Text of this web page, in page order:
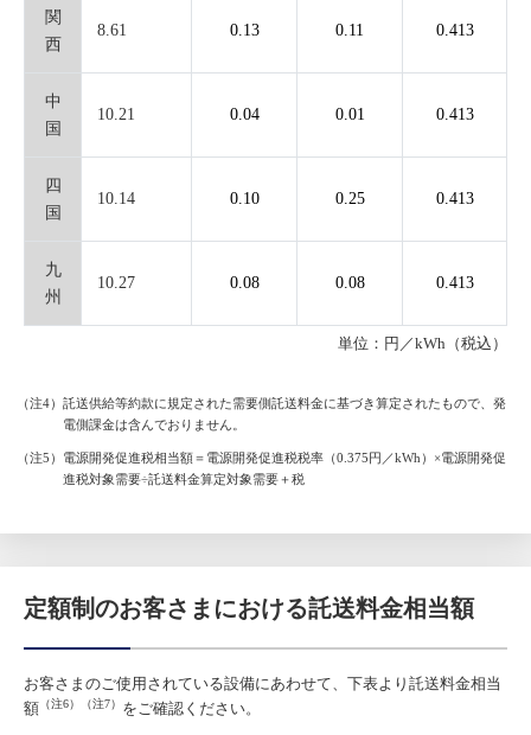
関
西
8.61 0.13 0.11 0.413
中
国
10.21 0.04 0.01 0.413
四
国
10.14 0.10 0.25 0.413
九
州
10.27 0.08 0.08 0.413
単位：円／kWh（税込）
（注4）託送供給等約款に規定された需要側託送料金に基づき算定されたもので、発
電側課金は含んでおりません。
（注5）電源開発促進税相当額＝電源開発促進税税率（0.375円／kWh）×電源開発促
進税対象需要÷託送料金算定対象需要＋税
定額制のお客さまにおける託送料金相当額
お客さまのご使用されている設備にあわせて、下表より託送料金相当
額 （注6）（注7） をご確認ください。